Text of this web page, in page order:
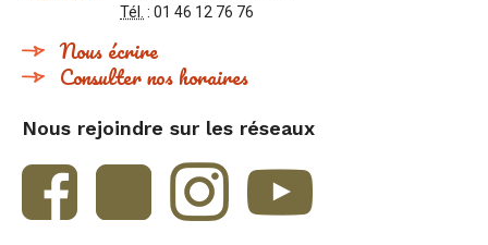
Tél. : 01 46 12 76 76
Nous écrire
Consulter nos horaires
Nous rejoindre sur les réseaux